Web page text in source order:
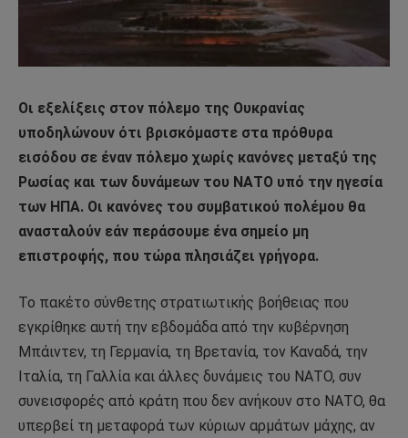
Οι εξελίξεις στον πόλεμο της Ουκρανίας
υποδηλώνουν ότι βρισκόμαστε στα πρόθυρα
εισόδου σε έναν πόλεμο χωρίς κανόνες μεταξύ της
Ρωσίας και των δυνάμεων του ΝΑΤΟ υπό την ηγεσία
των ΗΠΑ. Οι κανόνες του συμβατικού πολέμου θα
ανασταλούν εάν περάσουμε ένα σημείο μη
επιστροφής, που τώρα πλησιάζει γρήγορα.
Το πακέτο σύνθετης στρατιωτικής βοήθειας που
εγκρίθηκε αυτή την εβδομάδα από την κυβέρνηση
Μπάιντεν, τη Γερμανία, τη Βρετανία, τον Καναδά, την
Ιταλία, τη Γαλλία και άλλες δυνάμεις του ΝΑΤΟ, συν
συνεισφορές από κράτη που δεν ανήκουν στο ΝΑΤΟ, θα
υπερβεί τη μεταφορά των κύριων αρμάτων μάχης, αν